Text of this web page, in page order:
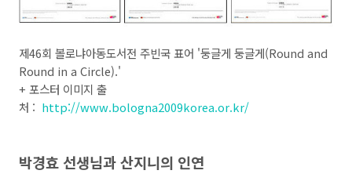
제46회 볼로냐아동도서전 주빈국 표어 '둥글게 둥글게(Round and
Round in a Circle).'
+ 포스터 이미지 출
처 : http://www.bologna2009korea.or.kr/
박경효 선생님과 산지니의 인연